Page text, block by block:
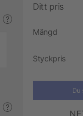
?
?
Ditt pris
Mängd
Styckpris
Du